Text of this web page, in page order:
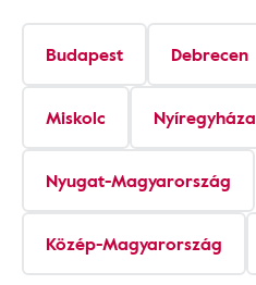
Budapest Debrecen
Miskolc Nyíregyháza
Nyugat-Magyarország
Közép-Magyarország